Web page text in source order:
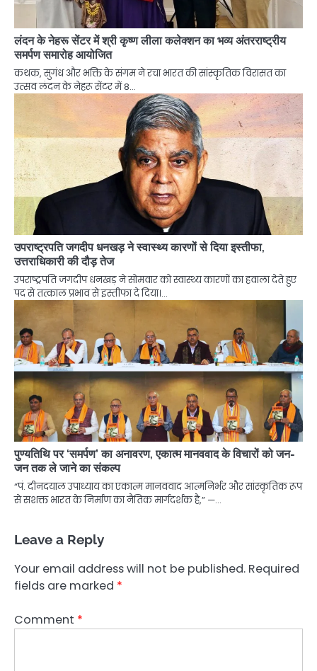
लंदन के नेहरू सेंटर में श्री कृष्ण लीला कलेक्शन का भव्य अंतरराष्ट्रीय
समर्पण समारोह आयोजित
कथक, सुगंध और भक्ति के संगम ने रचा भारत की सांस्कृतिक विरासत का
उत्सव लंदन के नेहरू सेंटर में 8…
उपराष्ट्रपति जगदीप धनखड़ ने स्वास्थ्य कारणों से दिया इस्तीफा,
उत्तराधिकारी की दौड़ तेज
उपराष्ट्रपति जगदीप धनखड़ ने सोमवार को स्वास्थ्य कारणों का हवाला देते हुए
पद से तत्काल प्रभाव से इस्तीफा दे दिया।…
पुण्यतिथि पर ‘समर्पण’ का अनावरण, एकात्म मानववाद के विचारों को जन-
जन तक ले जाने का संकल्प
“पं. दीनदयाल उपाध्याय का एकात्म मानववाद आत्मनिर्भर और सांस्कृतिक रूप
से सशक्त भारत के निर्माण का नैतिक मार्गदर्शक है,” —…
Leave a Reply
Your email address will not be published. Required
fields are marked *
Comment *